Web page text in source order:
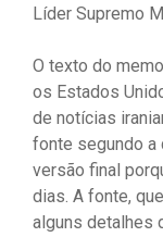
Líder Supremo
O texto do
os Estados
de notícias
fonte segundo a
versão final
dias. A fonte,
alguns detalhes